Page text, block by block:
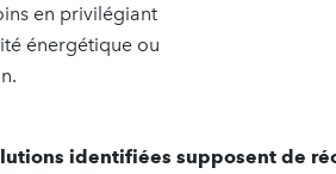
en privilégiant
énergétique ou
identifiées supposent de